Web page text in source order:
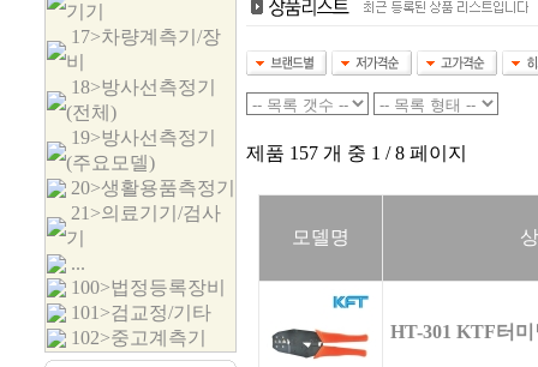
기기
17>차량계측기/장
비
18>방사선측정기
(전체)
19>방사선측정기
(주요모델)
20>생활용품측정기
21>의료기기/검사
기
...
100>법정등록장비
101>검교정/기타
102>중고계측기
제품 157 개 중 1 / 8 페이지
모델명
HT-301 KTF터